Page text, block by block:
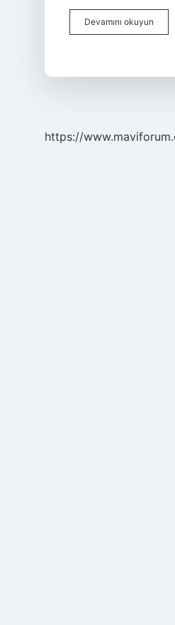
Devamını okuyun
Oğlu
https://